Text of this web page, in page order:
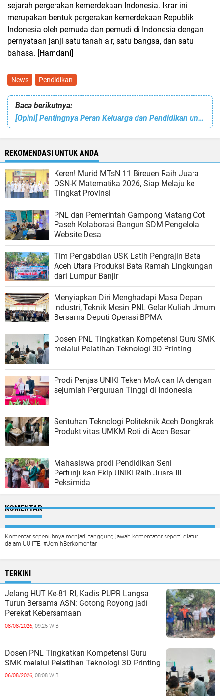
sejarah pergerakan kemerdekaan Indonesia. Ikrar ini
merupakan bentuk pergerakan kemerdekaan Republik
Indonesia oleh pemuda dan pemudi di Indonesia dengan
pernyataan janji satu tanah air, satu bangsa, dan satu
bahasa. [Hamdani]
News Pendidikan
Baca berikutnya:
[Opini] Pentingnya Peran Keluarga dan Pendidikan untuk Generasi Bangsa
REKOMENDASI UNTUK ANDA
Keren! Murid MTsN 11 Bireuen Raih Juara
OSN-K Matematika 2026, Siap Melaju ke
Tingkat Provinsi
PNL dan Pemerintah Gampong Matang Cot
Paseh Kolaborasi Bangun SDM Pengelola
Website Desa
Tim Pengabdian USK Latih Pengrajin Bata
Aceh Utara Produksi Bata Ramah Lingkungan
dari Lumpur Banjir
Menyiapkan Diri Menghadapi Masa Depan
Industri, Teknik Mesin PNL Gelar Kuliah Umum
Bersama Deputi Operasi BPMA
Dosen PNL Tingkatkan Kompetensi Guru SMK
melalui Pelatihan Teknologi 3D Printing
Prodi Penjas UNIKI Teken MoA dan IA dengan
sejumlah Perguruan Tinggi di Indonesia
Sentuhan Teknologi Politeknik Aceh Dongkrak
Produktivitas UMKM Roti di Aceh Besar
Mahasiswa prodi Pendidikan Seni
Pertunjukan Fkip UNIKI Raih Juara III
Peksimida
KOMENTAR
Komentar sepenuhnya menjadi tanggung jawab komentator seperti diatur
dalam UU ITE. #JernihBerkomentar
TERKINI
Jelang HUT Ke-81 RI, Kadis PUPR Langsa
Turun Bersama ASN: Gotong Royong jadi
Perekat Kebersamaan
08/08/2026, 09:25 WIB
Dosen PNL Tingkatkan Kompetensi Guru
SMK melalui Pelatihan Teknologi 3D Printing
06/08/2026, 08:08 WIB